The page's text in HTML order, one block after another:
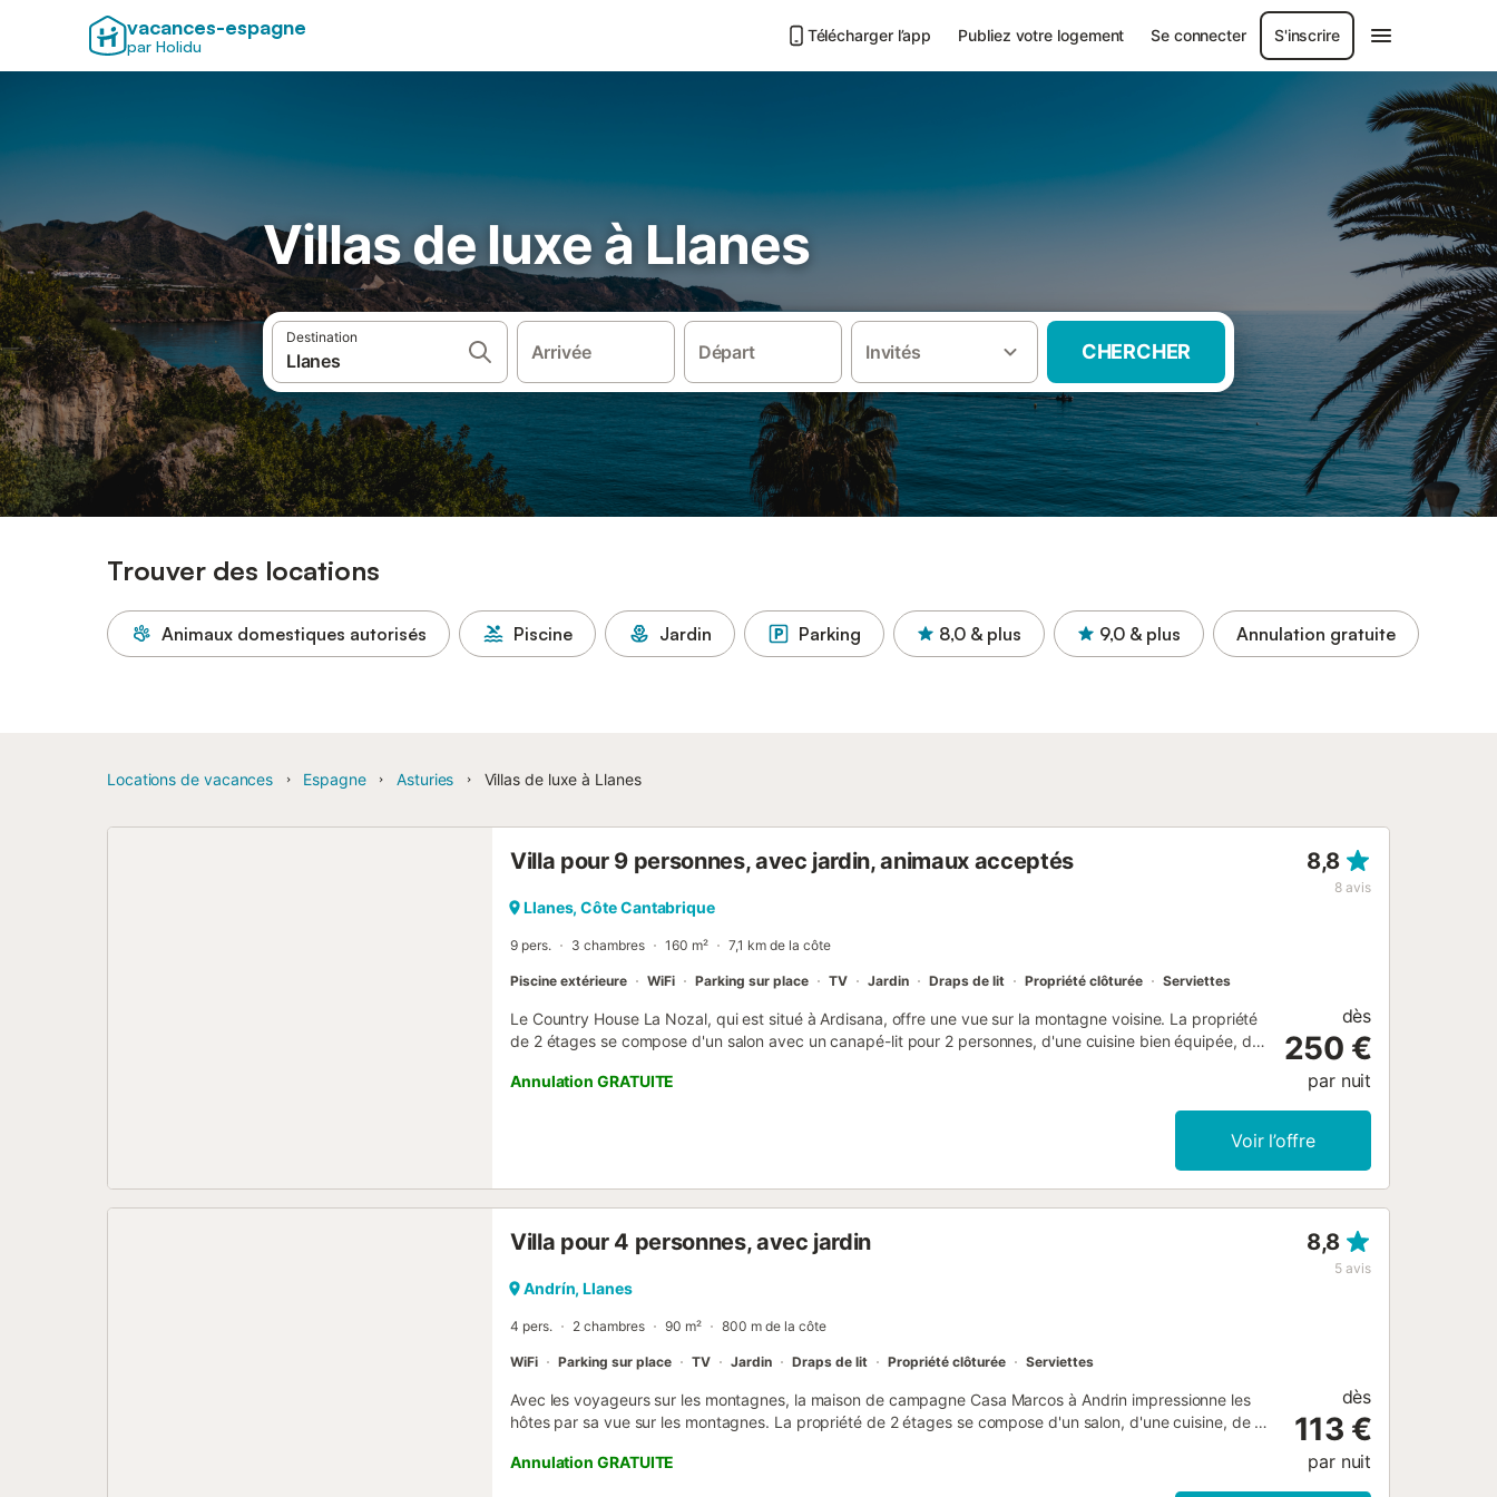
vacances-espagne
par Holidu
Télécharger l’app Publiez votre logement Se connecter S'inscrire
Villas de luxe à Llanes
Destination
Arrivée Départ Invités CHERCHER
Trouver des locations
Animaux domestiques autorisés Piscine Jardin Parking 8,0 & plus 9,0 & plus Annulation gratuite
Locations de vacances Espagne Asturies Villas de luxe à Llanes
Villa pour 9 personnes, avec jardin, animaux acceptés 8,8
8 avis
Llanes, Côte Cantabrique
9 pers. 3 chambres 160 m² 7,1 km de la côte
Piscine extérieure WiFi Parking sur place TV Jardin Draps de lit Propriété clôturée Serviettes
Le Country House La Nozal, qui est situé à Ardisana, offre une vue sur la montagne voisine. La propriété
de 2 étages se compose d'un salon avec un canapé-lit pour 2 personnes, d'une cuisine bien équipée, de
supplémentaires comprennent un Wi-Fi haut débit (permettant les appels vidéo), une télévision ainsi
qu'une machine à laver. Un lit bébé et une chaise haute sont également disponibles. Cet hébergement ne
propose pas : la climatisation. Cette location de vacances dispose d'une oasis extérieure privée avec
une piscine, un jardin, une terrasse couverte, un balcon, un barbecue et une douche extérieure. Elle est
idéale pour profiter du soleil et se détendre en plein air. Une place de parking est disponible sur la
pratique....
Annulation GRATUITE
dès
250 €
par nuit
Voir l’offre
Villa pour 4 personnes, avec jardin 8,8
5 avis
Andrín, Llanes
4 pers. 2 chambres 90 m² 800 m de la côte
WiFi Parking sur place TV Jardin Draps de lit Propriété clôturée Serviettes
Avec les voyageurs sur les montagnes, la maison de campagne Casa Marcos à Andrin impressionne les
hôtes par sa vue sur les montagnes. La propriété de 2 étages se compose d'un salon, d'une cuisine, de 2
personnes. Les équipements supplémentaires comprennent le Wi-Fi haut débit (permet des appels vidéo),
une télévision ainsi qu'une machine à laver. Un lit bébé et une chaise haute sont également disponibles.
Annulation GRATUITE
dès
113 €
par nuit